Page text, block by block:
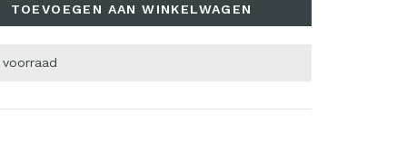
TOEVOEGEN AAN WINKELWAGEN